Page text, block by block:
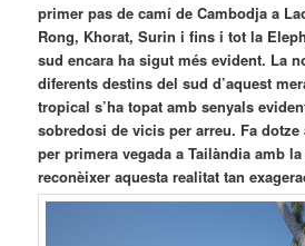
primer pas de camí de Cambodja a
Rong, Khorat, Surin i fins i tot la
sud encara ha sigut més evident. La
diferents destins del sud d’aquest
tropical s’ha topat amb senyals
sobredosi de vicis per arreu. Fa
per primera vegada a Tailàndia amb
reconèixer aquesta realitat tan